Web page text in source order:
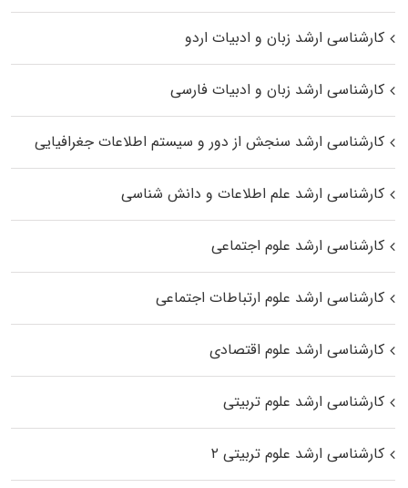
کارشناسی ارشد زبان و ادبیات اردو
کارشناسی ارشد زبان و ادبیات فارسی
کارشناسی ارشد سنجش از دور و سیستم اطلاعات جغرافیایی
کارشناسی ارشد علم اطلاعات و دانش شناسی
کارشناسی ارشد علوم اجتماعی
کارشناسی ارشد علوم ارتباطات اجتماعی
کارشناسی ارشد علوم اقتصادی
کارشناسی ارشد علوم تربیتی
کارشناسی ارشد علوم تربیتی ۲